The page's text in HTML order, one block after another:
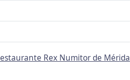
Rex Numitor de Mérida